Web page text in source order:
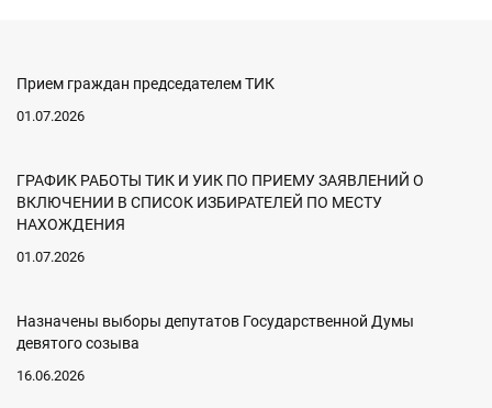
Прием граждан председателем ТИК
01.07.2026
ГРАФИК РАБОТЫ ТИК И УИК ПО ПРИЕМУ ЗАЯВЛЕНИЙ О
ВКЛЮЧЕНИИ В СПИСОК ИЗБИРАТЕЛЕЙ ПО МЕСТУ
НАХОЖДЕНИЯ
01.07.2026
Назначены выборы депутатов Государственной Думы
девятого созыва
16.06.2026